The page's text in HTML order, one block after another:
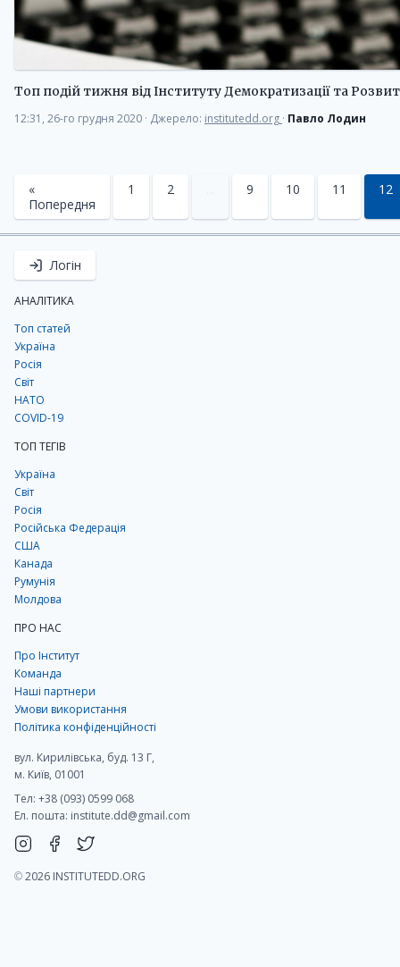
Топ подій тижня від Інституту Демократизації та
12:31, 26-го грудня 2020 · Джерело: institutedd.org · Павло Лодин
«
Попередня
1 2 9 10 11 12
Логін
АНАЛІТИКА
Топ статей
Україна
Росія
Світ
НАТО
COVID-19
ТОП ТЕГІВ
Україна
Світ
Росія
Російська Федерація
США
Канада
Румунія
Молдова
ПРО НАС
Про Інститут
Команда
Наші партнери
Умови використання
Політика конфіденційності
вул. Кирилівська, буд. 13 Г,
м. Київ, 01001
Тел: +38 (093) 0599 068
Ел. пошта: institute.dd@gmail.com
©2026 INSTITUTEDD.ORG